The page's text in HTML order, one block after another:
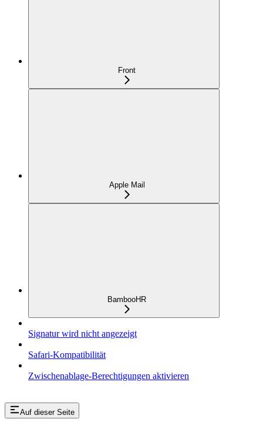
Front
Apple Mail
BambooHR
Signatur wird nicht angezeigt
Safari-Kompatibilität
Zwischenablage-Berechtigungen aktivieren
Auf dieser Seite